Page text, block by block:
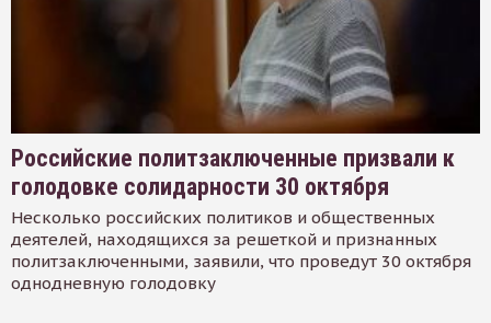
Российские политзаключенные призвали к
голодовке солидарности 30 октября
Несколько российских политиков и общественных
деятелей, находящихся за решеткой и признанных
политзаключенными, заявили, что проведут 30 октября
однодневную голодовку